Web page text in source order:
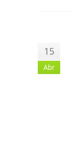
15
Abr